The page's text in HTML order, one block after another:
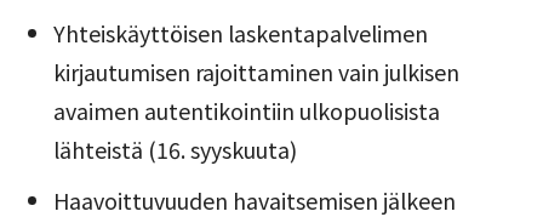
Yhteiskäyttöisen laskentapalvelimen
kirjautumisen rajoittaminen vain julkisen
avaimen autentikointiin ulkopuolisista
lähteistä (16. syyskuuta)
Haavoittuvuuden havaitsemisen jälkeen